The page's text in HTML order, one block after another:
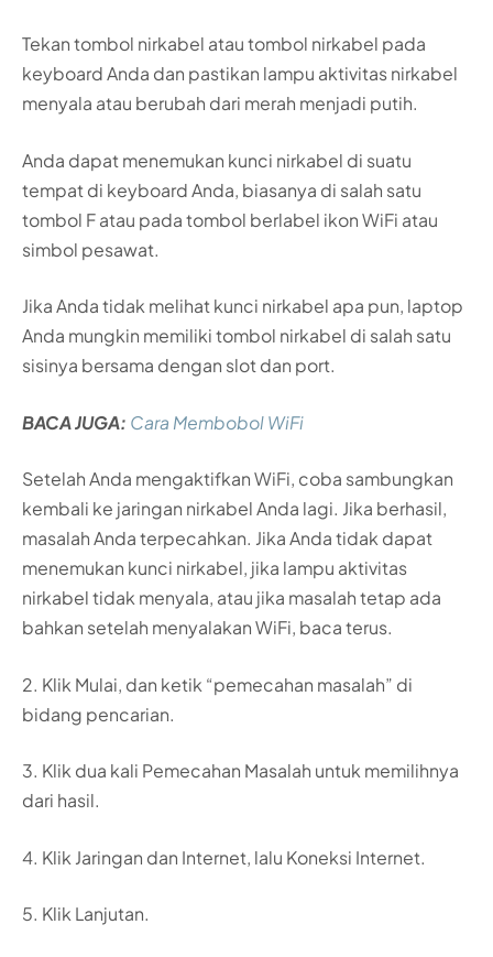
Tekan tombol nirkabel atau tombol nirkabel pada
keyboard Anda dan pastikan lampu aktivitas nirkabel
menyala atau berubah dari merah menjadi putih.
Anda dapat menemukan kunci nirkabel di suatu
tempat di keyboard Anda, biasanya di salah satu
tombol F atau pada tombol berlabel ikon WiFi atau
simbol pesawat.
Jika Anda tidak melihat kunci nirkabel apa pun, laptop
Anda mungkin memiliki tombol nirkabel di salah satu
sisinya bersama dengan slot dan port.
BACA JUGA: Cara Membobol WiFi
Setelah Anda mengaktifkan WiFi, coba sambungkan
kembali ke jaringan nirkabel Anda lagi. Jika berhasil,
masalah Anda terpecahkan. Jika Anda tidak dapat
menemukan kunci nirkabel, jika lampu aktivitas
nirkabel tidak menyala, atau jika masalah tetap ada
bahkan setelah menyalakan WiFi, baca terus.
2. Klik Mulai, dan ketik “pemecahan masalah” di
bidang pencarian.
3. Klik dua kali Pemecahan Masalah untuk memilihnya
dari hasil.
4. Klik Jaringan dan Internet, lalu Koneksi Internet.
5. Klik Lanjutan.